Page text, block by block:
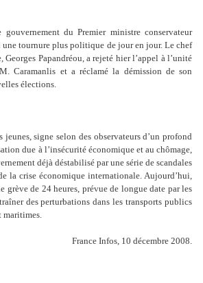
du Premier ministre conservateur
une tournure plus politique de jour en jour. Le chef
Papandréou, a rejeté hier l’appel à l’unité
Caramanlis et a réclamé la démission de son
élections.
jeunes, signe selon des observateurs d’un profond
due à l’insécurité économique et au chômage,
déjà déstabilisé par une série de scandales
la crise économique internationale. Aujourd’hui,
grève de 24 heures, prévue de longue date par les
des perturbations dans les transports publics
maritimes.
France Infos, 10 décembre 2008.